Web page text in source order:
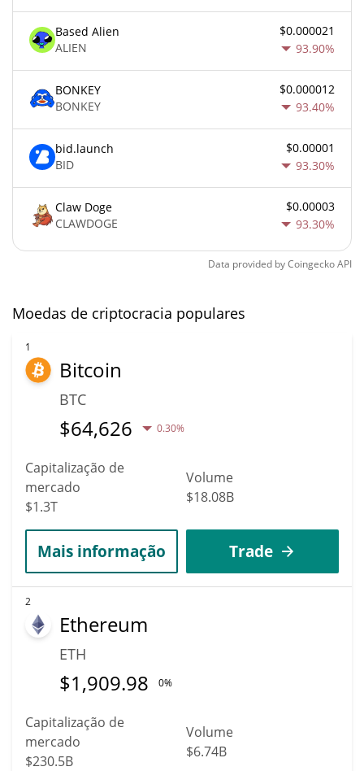
Based Alien
ALIEN
$0.000021
93.90%
BONKEY
BONKEY
$0.000012
93.40%
bid.launch
BID
$0.00001
93.30%
Claw Doge
CLAWDOGE
$0.00003
93.30%
Data provided byCoingeckoAPI
Moedas de criptocracia populares
1
Bitcoin
BTC
$64,626 0.30%
Capitalização de
mercado
$1.3T
Volume
$18.08B
Mais informação Trade
2
Ethereum
ETH
$1,909.98 0%
Capitalização de
mercado
$230.5B
Volume
$6.74B